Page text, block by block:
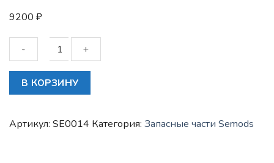
9200 ₽
Количество
сцепления
275мм
В КОРЗИНУ
Артикул: SE0014 Категория: Запасные части Semods